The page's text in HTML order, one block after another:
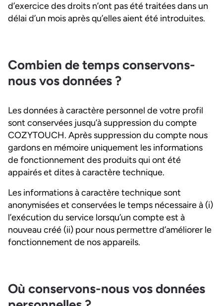
d’exercice des droits n’ont pas été traitées dans un
délai d’un mois après qu’elles aient été introduites.
Combien de temps conservons-
nous vos données ?
Les données à caractère personnel de votre profil
sont conservées jusqu’à suppression du compte
COZYTOUCH. Après suppression du compte nous
gardons en mémoire uniquement les informations
de fonctionnement des produits qui ont été
appairés et dites à caractère technique.
Les informations à caractère technique sont
anonymisées et conservées le temps nécessaire à (i)
l’exécution du service lorsqu’un compte est à
nouveau créé (ii) pour nous permettre d’améliorer le
fonctionnement de nos appareils.
Où conservons-nous vos données